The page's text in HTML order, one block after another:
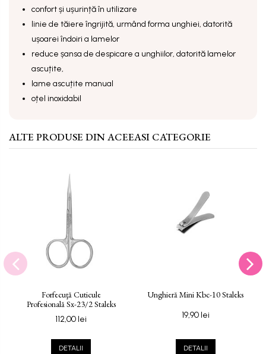
confort și ușurință în utilizare
linie de tăiere îngrijită, urmând forma unghiei, datorită
ușoarei îndoiri a lamelor
reduce șansa de despicare a unghiilor, datorită lamelor
ascuțite,
lame ascuțite manual
oțel inoxidabil
ALTE PRODUSE DIN ACEEASI CATEGORIE
Forfecuţă Cuticule
Profesională Sx-23/2 Staleks
112,00 lei
DETALII
Unghieră Mini Kbc-10 Staleks
19,90 lei
DETALII